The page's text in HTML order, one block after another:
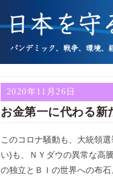
2020年11月26日
お金第一に代わる新
このコロナ騒動も、大統領
い)も、ＮＹダウの異常な高
の独立とＢＩの世界への布石